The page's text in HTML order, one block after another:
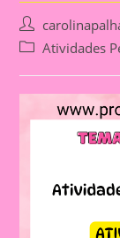
Post
author:
PostAtividades